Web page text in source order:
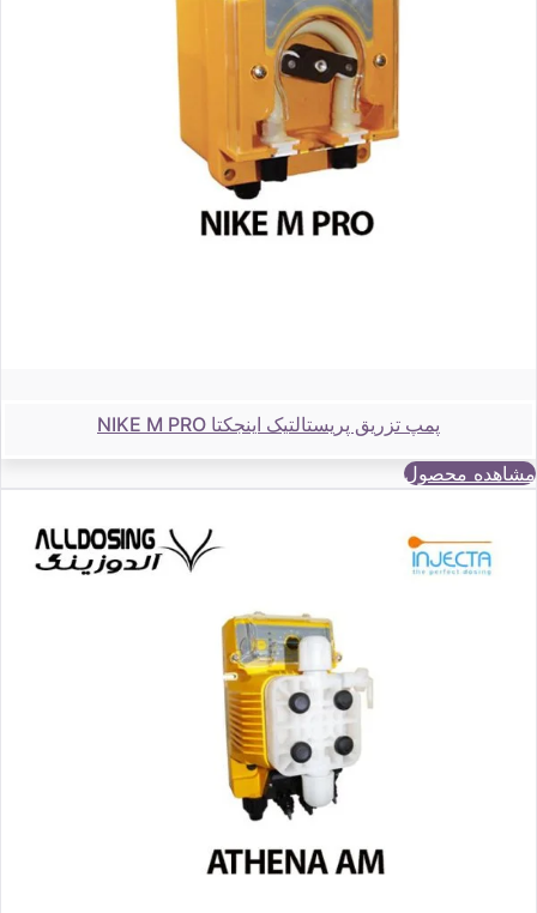
پمپ تزریق پریستالتیک اینجکتا NIKE M PRO
مشاهده محصول